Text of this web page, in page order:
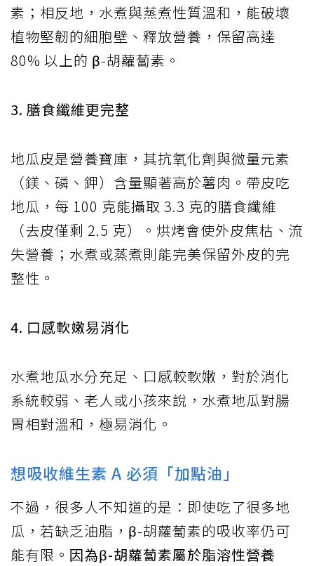
素；相反地，水煮與蒸煮性質溫和，能破壞
植物堅韌的細胞壁、釋放營養，保留高達
80% 以上的 β-胡蘿蔔素。
3. 膳食纖維更完整
地瓜皮是營養寶庫，其抗氧化劑與微量元素
（鎂、磷、鉀）含量顯著高於薯肉。帶皮吃
地瓜，每 100 克能攝取 3.3 克的膳食纖維
（去皮僅剩 2.5 克）。烘烤會使外皮焦枯、流
失營養；水煮或蒸煮則能完美保留外皮的完
整性。
4. 口感軟嫩易消化
水煮地瓜水分充足、口感較軟嫩，對於消化
系統較弱、老人或小孩來說，水煮地瓜對腸
胃相對溫和，極易消化。
想吸收維生素 A 必須「加點油」
不過，很多人不知道的是：即使吃了很多地
瓜，若缺乏油脂，β-胡蘿蔔素的吸收率仍可
能有限。 因為β-胡蘿蔔素屬於脂溶性營養